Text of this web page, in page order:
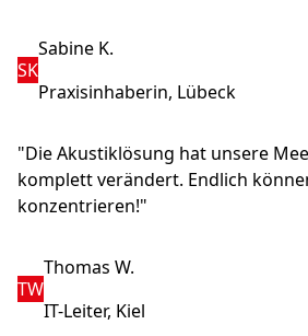
SK
Sabine K.
Praxisinhaberin, Lübeck
"Die Akustiklösung hat unsere
komplett verändert. Endlich
konzentrieren!"
TW
Thomas W.
IT-Leiter, Kiel